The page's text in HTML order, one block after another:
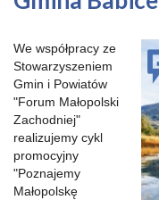
We współpracy ze
Stowarzyszeniem
Gmin i Powiatów
"Forum Małopolski
Zachodniej"
realizujemy cykl
promocyjny
"Poznajemy
Małopolskę